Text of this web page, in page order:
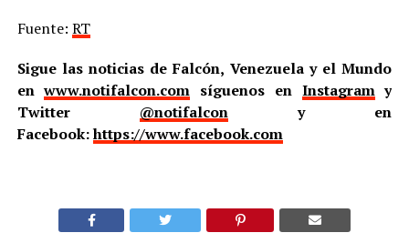
Fuente: RT
Sigue las noticias de Falcón, Venezuela y el Mundo
enwww.notifalcon.com síguenos en Instagramy
Twitter @notifalcony en
Facebook:https://www.facebook.com